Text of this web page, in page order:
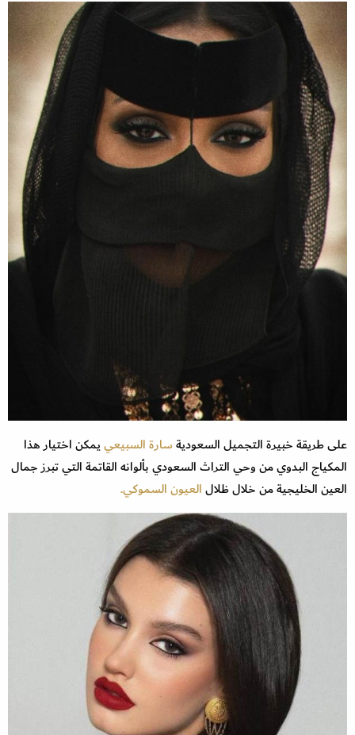
على طريقة خبيرة التجميل السعوديةسارة السبيعييمكن اختيار هذا
المكياج البدوي من وحي التراث السعودي بألوانه القاتمة التي تبرز جمال
العين الخليجية من خلال ظلالالعيون السموكي.